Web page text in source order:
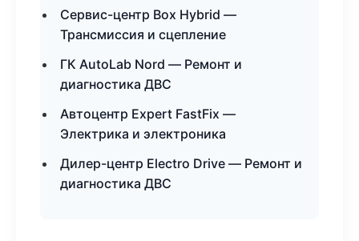
Сервис-центр Box Hybrid —
Трансмиссия и сцепление
ГК AutoLab Nord — Ремонт и
диагностика ДВС
Автоцентр Expert FastFix —
Электрика и электроника
Дилер-центр Electro Drive — Ремонт и
диагностика ДВС